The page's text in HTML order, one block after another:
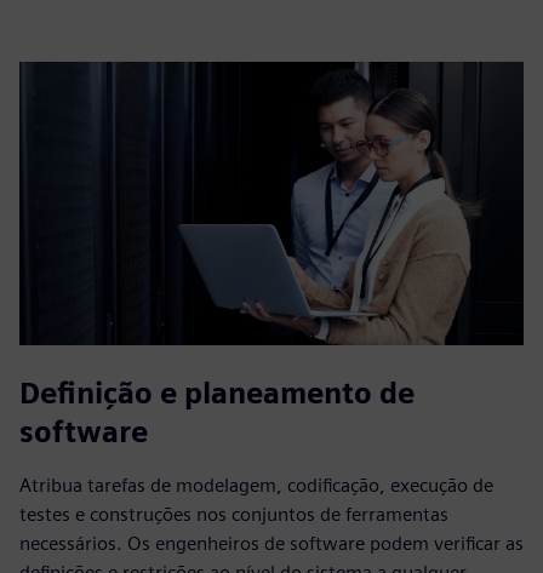
Definição e planeamento de
software
Atribua tarefas de modelagem, codificação, execução de
testes e construções nos conjuntos de ferramentas
necessários. Os engenheiros de software podem verificar as